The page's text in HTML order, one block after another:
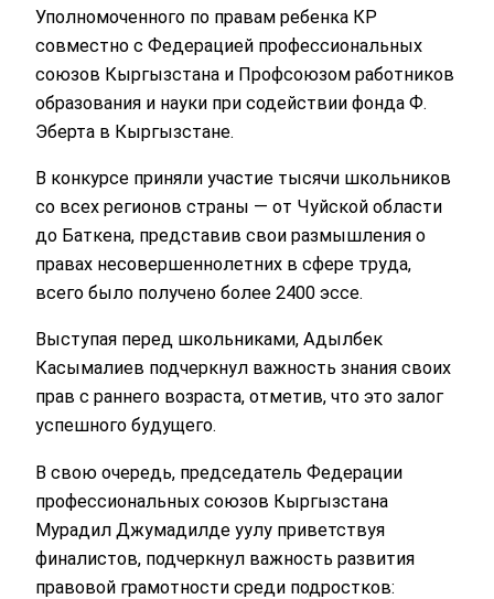
Уполномоченного по правам ребенка КР
совместно с Федерацией профессиональных
союзов Кыргызстана и Профсоюзом работников
образования и науки при содействии фонда Ф.
Эберта в Кыргызстане.
В конкурсе приняли участие тысячи школьников
со всех регионов страны — от Чуйской области
до Баткена, представив свои размышления о
правах несовершеннолетних в сфере труда,
всего было получено более 2400 эссе.
Выступая перед школьниками, Адылбек
Касымалиев подчеркнул важность знания своих
прав с раннего возраста, отметив, что это залог
успешного будущего.
В свою очередь, председатель Федерации
профессиональных союзов Кыргызстана
Мурадил Джумадилде уулу приветствуя
финалистов, подчеркнул важность развития
правовой грамотности среди подростков: